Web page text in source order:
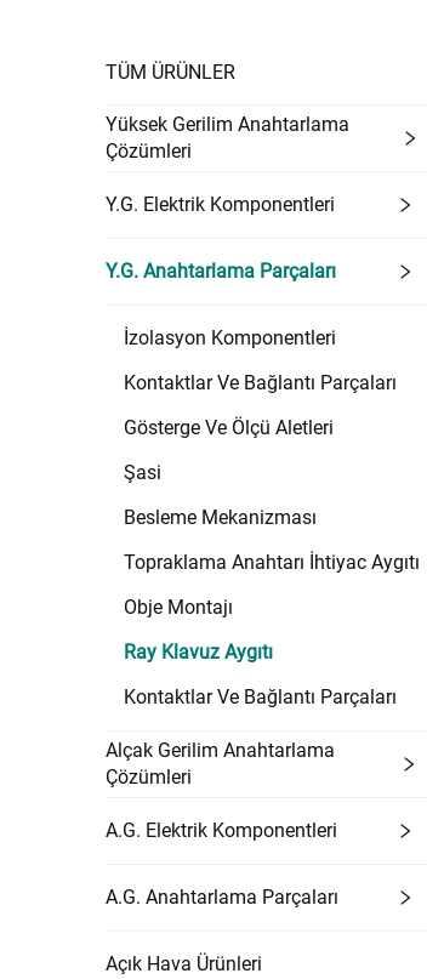
TÜM ÜRÜNLER
Yüksek Gerilim Anahtarlama
Çözümleri
Y.G. Elektrik Komponentleri
Y.G. Anahtarlama Parçaları
İzolasyon Komponentleri
Kontaktlar Ve Bağlantı Parçaları
Gösterge Ve Ölçü Aletleri
Şasi
Besleme Mekanizması
Topraklama Anahtarı İhtiyac Aygıtı
Obje Montajı
Ray Klavuz Aygıtı
Kontaktlar Ve Bağlantı Parçaları
Alçak Gerilim Anahtarlama
Çözümleri
A.G. Elektrik Komponentleri
A.G. Anahtarlama Parçaları
Açık Hava Ürünleri